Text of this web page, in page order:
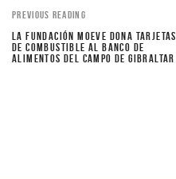
PREVIOUS READING
LA FUNDACIÓN MOEVE DONA TARJETAS
DE COMBUSTIBLE AL BANCO DE
ALIMENTOS DEL CAMPO DE GIBRALTAR